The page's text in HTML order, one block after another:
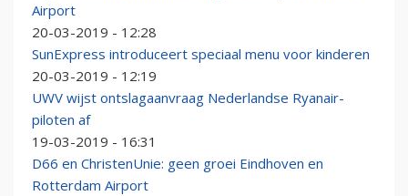
Airport
20-03-2019 - 12:28
SunExpress introduceert speciaal menu voor kinderen
20-03-2019 - 12:19
UWV wijst ontslagaanvraag Nederlandse Ryanair-
piloten af
19-03-2019 - 16:31
D66 en ChristenUnie: geen groei Eindhoven en
Rotterdam Airport